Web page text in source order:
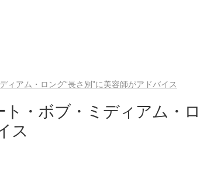
アム・ロング“長さ別”に美容師がアドバイス
・ボブ・ミディアム・ロ
ス